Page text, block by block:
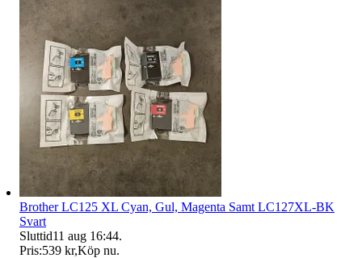
Brother LC125 XL Cyan, Gul, Magenta Samt LC127XL-BK
Svart
Sluttid11 aug 16:44.
Pris:539 kr,Köp nu.